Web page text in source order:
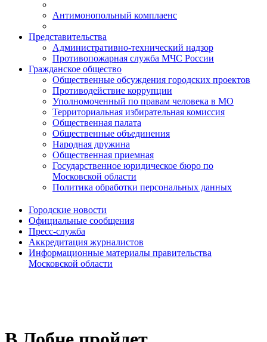
Антимонопольный комплаенс
Представительства
Административно-технический надзор
Противопожарная служба МЧС России
Гражданское общество
Общественные обсуждения городских проектов
Противодействие коррупции
Уполномоченный по правам человека в МО
Территориальная избирательная комиссия
Общественная палата
Общественные объединения
Народная дружина
Общественная приемная
Государственное юридическое бюро по
Московской области
Политика обработки персональных данных
Городские новости
Официальные сообщения
Пресс-служба
Аккредитация журналистов
Информационные материалы правительства
Московской области